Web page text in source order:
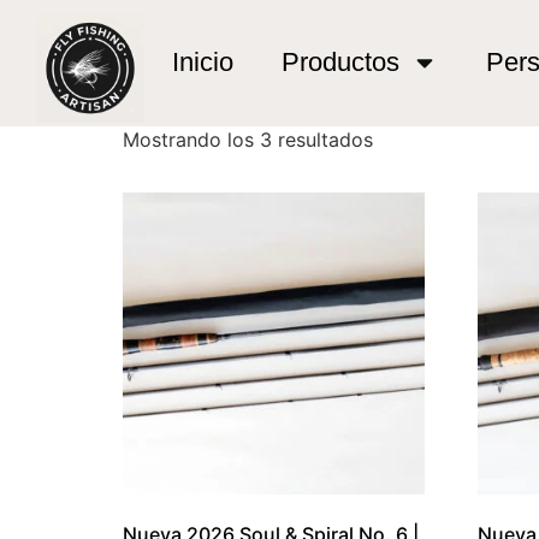
Inicio Productos
caña mosca de
Mostrando los 3 resultados
Nueva 2026 Soul & Spiral No. 6 |